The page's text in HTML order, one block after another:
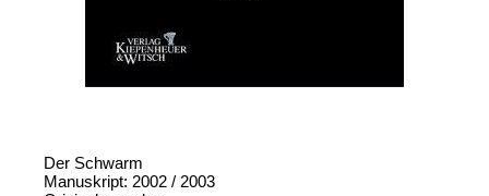
Der Schwarm
Manuskript: 2002 / 2003